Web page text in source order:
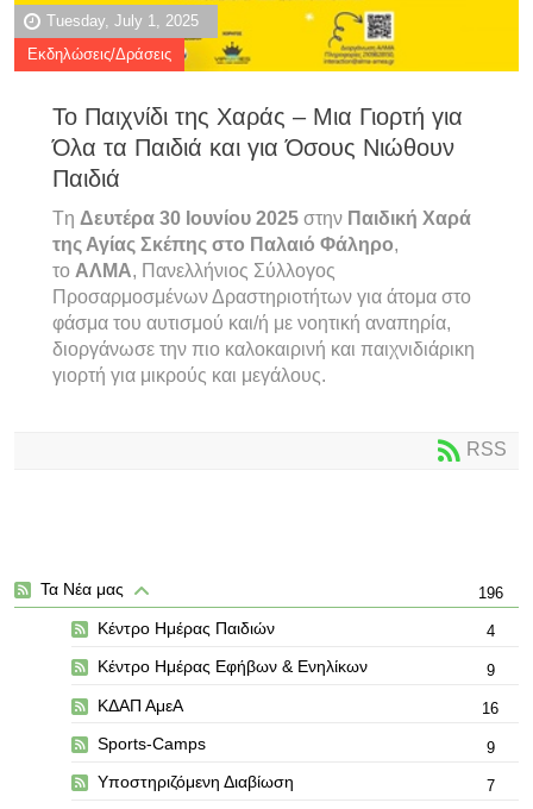
Tuesday, July 1, 2025
Εκδηλώσεις/Δράσεις
Το Παιχνίδι της Χαράς – Μια Γιορτή για
Όλα τα Παιδιά και για Όσους Νιώθουν
Παιδιά
Tη Δευτέρα 30 Ιουνίου 2025 στην Παιδική Χαρά
της Αγίας Σκέπης στο Παλαιό Φάληρο,
το ΑΛΜΑ, Πανελλήνιος Σύλλογος
Προσαρμοσμένων Δραστηριοτήτων για άτομα στο
φάσμα του αυτισμού και/ή με νοητική αναπηρία,
διοργάνωσε την πιο καλοκαιρινή και παιχνιδιάρικη
γιορτή για μικρούς και μεγάλους.
RSS
Τα Νέα μας 196
Κέντρο Ημέρας Παιδιών 4
Κέντρο Ημέρας Εφήβων & Ενηλίκων 9
ΚΔΑΠ ΑμεΑ 16
Sports-Camps 9
Υποστηριζόμενη Διαβίωση 7